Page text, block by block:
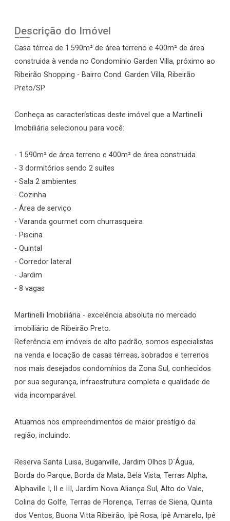
Descrição do Imóvel
Casa térrea de 1.590m² de área terreno e 400m² de área
construida à venda no Condomínio Garden Villa, próximo ao
Ribeirão Shopping - Bairro Cond. Garden Villa, Ribeirão
Preto/SP.
Conheça as características deste imóvel que a Martinelli
Imobiliária selecionou para você:
- 1.590m² de área terreno e 400m² de área construida
- 3 dormitórios sendo 2 suítes
- Sala 2 ambientes
- Cozinha
- Área de serviço
- Varanda gourmet com churrasqueira
- Piscina
- Quintal
- Corredor lateral
- Jardim
- 8 vagas
Martinelli Imobiliária - excelência absoluta no mercado
imobiliário de Ribeirão Preto.
Referência em imóveis de alto padrão, somos especialistas
na venda e locação de casas térreas, sobrados e terrenos
nos mais desejados condomínios da Zona Sul, conhecidos
por sua segurança, infraestrutura completa e qualidade de
vida incomparável.
Atuamos nos empreendimentos de maior prestígio da
região, incluindo:
Reserva Santa Luisa, Buganville, Jardim Olhos D`Água,
Borda do Parque, Borda da Mata, Bela Vista, Terras Alpha,
Alphaville I, II e III, Jardim Nova Aliança Sul, Alto do Vale,
Colina do Golfe, Terras de Florença, Terras de Siena, Quinta
dos Ventos, Buona Vitta Ribeirão, Ipê Rosa, Ipê Amarelo, Ipê